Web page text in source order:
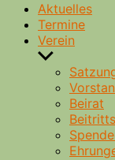
Aktuelles
Termine
Verein
Untermenü
anzeigen
Beirat